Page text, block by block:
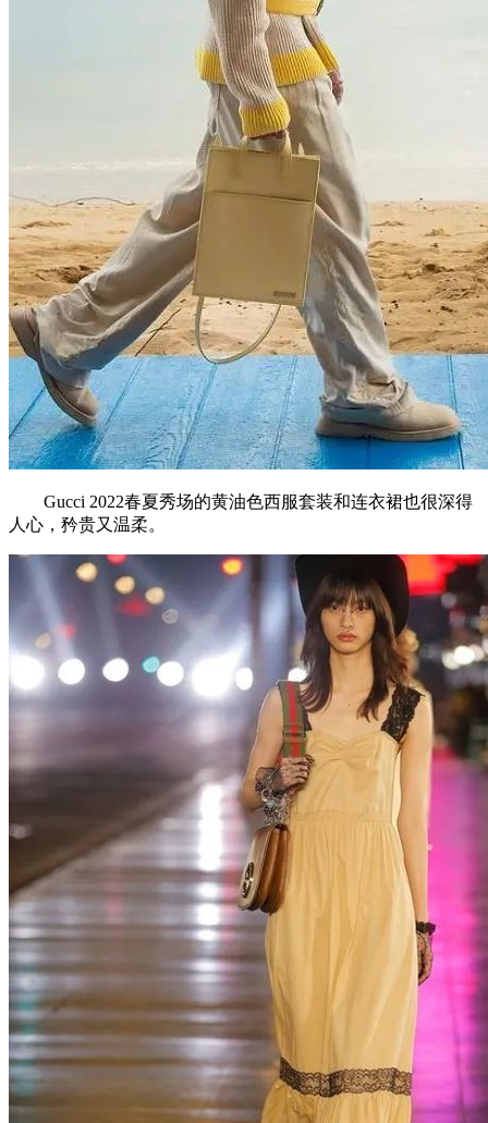
Gucci 2022春夏秀场的黄油色西服套装和连衣裙也很深得
人心，矜贵又温柔。